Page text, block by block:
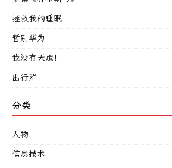
拯救我的睡眠
暂别华为
我没有天赋！
出行难
分类
人物
信息技术